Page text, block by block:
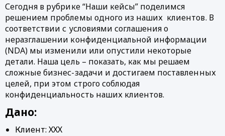
Сегодня в рубрике “Наши кейсы” поделимся
решением проблемы одного из наших  клиентов. В
соответствии с условиями соглашения о
неразглашении конфиденциальной информации
(NDA) мы изменили или опустили некоторые
детали. Наша цель – показать, как мы решаем
сложные бизнес-задачи и достигаем поставленных
целей, при этом строго соблюдая
конфиденциальность наших клиентов.
Дано:
Клиент: ХХХ